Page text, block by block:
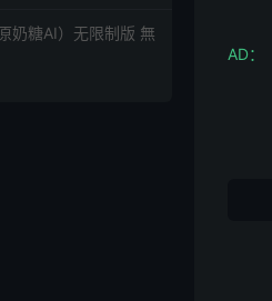
AD：
奶糖AI）无限制版 無